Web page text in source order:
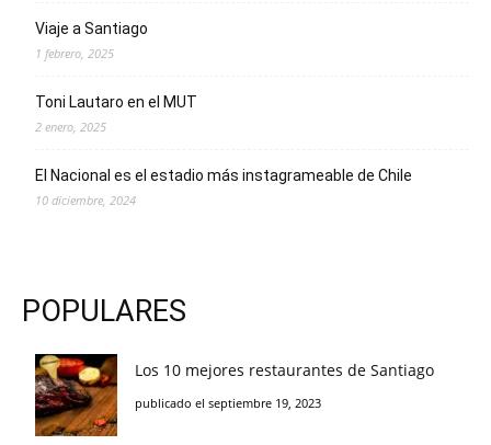
Viaje a Santiago
1 febrero, 2025
Toni Lautaro en el MUT
2 enero, 2025
El Nacional es el estadio más instagrameable de Chile
10 diciembre, 2024
POPULARES
Los 10 mejores restaurantes de Santiago
publicado el septiembre 19, 2023